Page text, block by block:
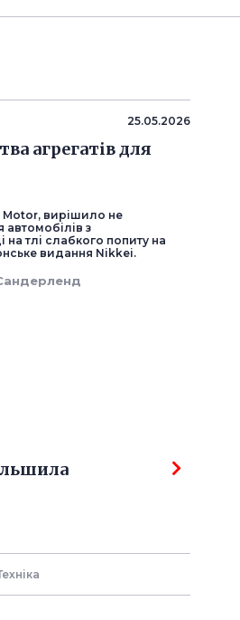
25.05.2026
агрегатів для
Motor, вирішило не
з
тлі слабкого попиту на
видання Nikkei.